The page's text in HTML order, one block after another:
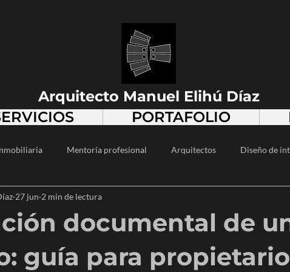
Arquitecto Manuel Elihú Díaz
PORTAFOLIO
Mentoría profesional Arquitectos Diseño de
Desarrollo inmobiliario
Diseño arquitectónico Espacios
documental de
guía para
27 jun 2 min de lectura